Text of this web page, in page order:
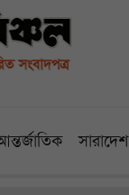
সারাদেশ